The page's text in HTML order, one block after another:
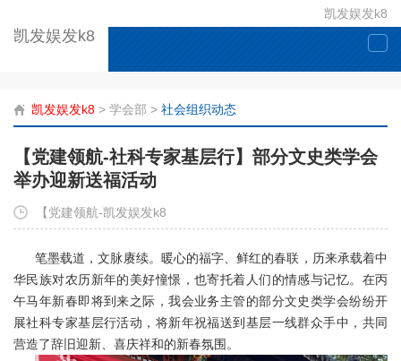
凯发娱发k8
凯发娱发k8
凯发娱发k8 > 学会部 > 社会组织动态
【党建领航-社科专家基层行】部分文史类学会
举办迎新送福活动
【党建领航-凯发娱发k8
笔墨载道，文脉赓续。暖心的福字、鲜红的春联，历来承载着中
华民族对农历新年的美好憧憬，也寄托着人们的情感与记忆。在丙
午马年新春即将到来之际，我会业务主管的部分文史类学会纷纷开
展社科专家基层行活动，将新年祝福送到基层一线群众手中，共同
营造了辞旧迎新、喜庆祥和的新春氛围。